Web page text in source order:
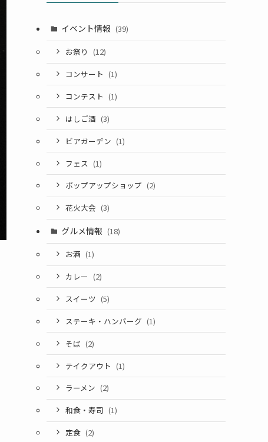
イベント情報 (39)
お祭り (12)
コンサート (1)
コンテスト (1)
はしご酒 (3)
ビアガーデン (1)
フェス (1)
ポップアップショップ (2)
花火大会 (3)
グルメ情報 (18)
お酒 (1)
カレー (2)
スイーツ (5)
ステーキ・ハンバーグ (1)
そば (2)
テイクアウト (1)
ラーメン (2)
和食・寿司 (1)
定食 (2)